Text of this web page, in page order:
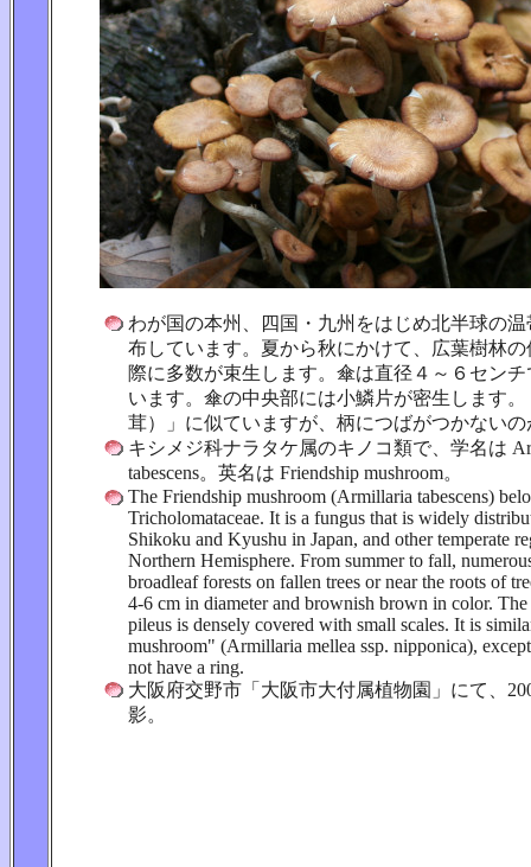
わが国の本州、四国・九州をはじめ北半球の
布しています。夏から秋にかけて、広葉樹林
際に多数が束生します。傘は直径４～６セン
います。傘の中央部には小鱗片が密生します
茸）」に似ていますが、柄につばがつかない
キシメジ科ナラタケ属のキノコ類で、学名は
tabescens。英名は Friendship mushroom。
The Friendship mushroom (Armillaria tabescens)
Tricholomataceae. It is a fungus that is widely
Shikoku and Kyushu in Japan, and other temperate
Northern Hemisphere. From summer to fall,
broadleaf forests on fallen trees or near the roots of
4-6 cm in diameter and brownish brown in color. The
pileus is densely covered with small scales. It is
mushroom" (Armillaria mellea ssp. nipponica),
not have a ring.
大阪府交野市「大阪市大付属植物園」にて、
影。